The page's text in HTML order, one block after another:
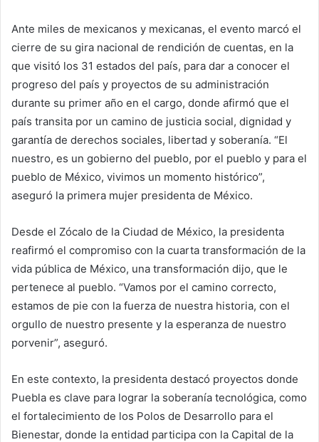
Ante miles de mexicanos y mexicanas, el evento marcó el
cierre de su gira nacional de rendición de cuentas, en la
que visitó los 31 estados del país, para dar a conocer el
progreso del país y proyectos de su administración
durante su primer año en el cargo, donde afirmó que el
país transita por un camino de justicia social, dignidad y
garantía de derechos sociales, libertad y soberanía. “El
nuestro, es un gobierno del pueblo, por el pueblo y para el
pueblo de México, vivimos un momento histórico”,
aseguró la primera mujer presidenta de México.
Desde el Zócalo de la Ciudad de México, la presidenta
reafirmó el compromiso con la cuarta transformación de la
vida pública de México, una transformación dijo, que le
pertenece al pueblo. “Vamos por el camino correcto,
estamos de pie con la fuerza de nuestra historia, con el
orgullo de nuestro presente y la esperanza de nuestro
porvenir”, aseguró.
En este contexto, la presidenta destacó proyectos donde
Puebla es clave para lograr la soberanía tecnológica, como
el fortalecimiento de los Polos de Desarrollo para el
Bienestar, donde la entidad participa con la Capital de la